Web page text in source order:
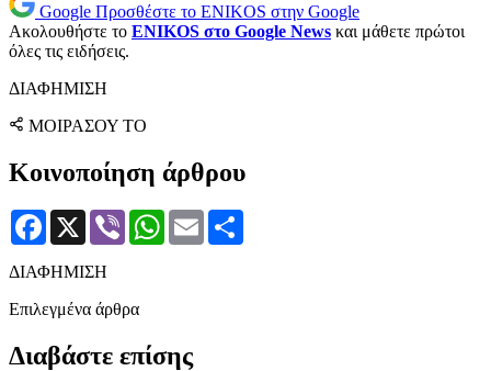
Google Προσθέστε το ENIKOS στην Google
Ακολουθήστε το ENIKOS στο Google News και μάθετε πρώτοι
όλες τις ειδήσεις.
ΔΙΑΦΗΜΙΣΗ
ΜΟΙΡΑΣΟΥ ΤΟ
Κοινοποίηση άρθρου
Facebook
X Viber WhatsApp
Email
ΔΙΑΦΗΜΙΣΗ
Επιλεγμένα άρθρα
Διαβάστε επίσης